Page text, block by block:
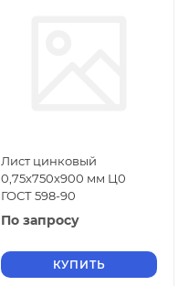
Лист цинковый
0,75х750х900 мм Ц0
ГОСТ 598-90
По запросу
КУПИТЬ